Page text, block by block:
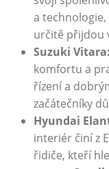
a
určitě přijdou
Suzuki Vitara:
komfortu a
řízení a
začátečníky
Hyundai
interiér činí z
řidiče, kteří